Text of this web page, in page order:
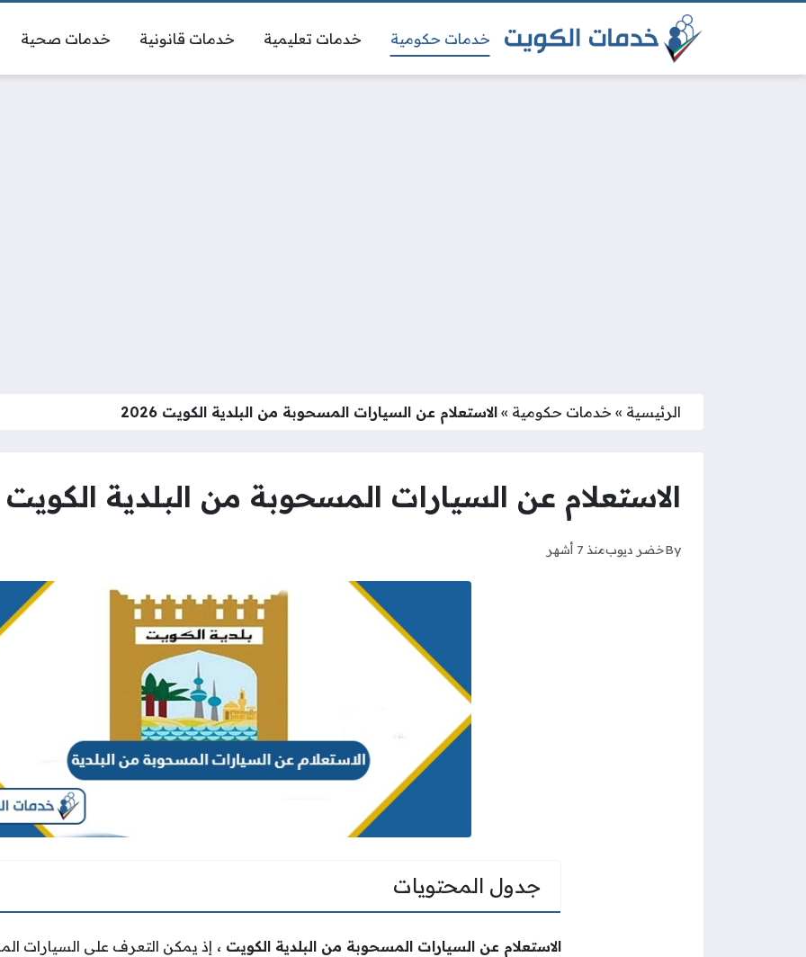
خدمات حكومية خدمات تعليمية خدمات قانونية خدمات صحية
الرئيسية » خدمات حكومية »الاستعلام عن السيارات المسحوبة من البلدية الكويت 2026
الاستعلام عن السيارات المسحوبة من البلدية الكويت 2026
Byخضر ديوبمنذ 7 أشهر
جدول المحتويات
الاستعلام عن السيارات المسحوبة من البلدية الكويت ، إذ يمكن التعرف على السيارات